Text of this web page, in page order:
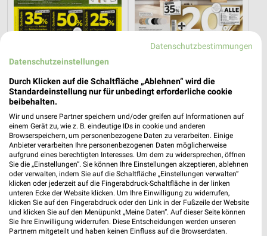
28,5 km
Gültig bis Fr. 28.08. Gültig bis Fr. 14.08.
Datenschutzbestimmungen
Datenschutzeinstellungen
Durch Klicken auf die Schaltfläche „Ablehnen“ wird die
Standardeinstellung nur für unbedingt erforderliche cookie
beibehalten.
Wir und unsere Partner speichern und/oder greifen auf Informationen auf
einem Gerät zu, wie z. B. eindeutige IDs in cookie und anderen
Browserspeichern, um personenbezogene Daten zu verarbeiten. Einige
Anbieter verarbeiten Ihre personenbezogenen Daten möglicherweise
aufgrund eines berechtigten Interesses. Um dem zu widersprechen, öffnen
Sie die „Einstellungen“. Sie können Ihre Einstellungen akzeptieren, ablehnen
oder verwalten, indem Sie auf die Schaltfläche „Einstellungen verwalten“
klicken oder jederzeit auf die Fingerabdruck-Schaltfläche in der linken
unteren Ecke der Website klicken. Um Ihre Einwilligung zu widerrufen,
klicken Sie auf den Fingerabdruck oder den Link in der Fußzeile der Website
und klicken Sie auf den Menüpunkt „Meine Daten“. Auf dieser Seite können
Sie Ihre Einwilligung widerrufen. Diese Entscheidungen werden unseren
Partnern mitgeteilt und haben keinen Einfluss auf die Browserdaten.